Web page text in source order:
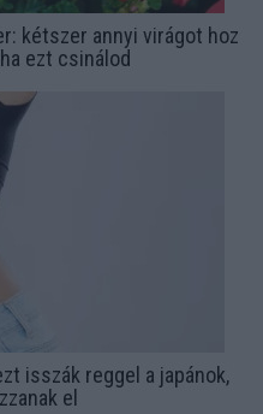
kétszer annyi virágot hoz
ezt csinálod
isszák reggel a japánok,
el